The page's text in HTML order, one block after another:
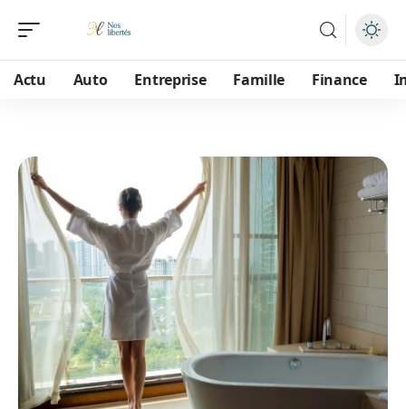
Actu Auto Entreprise Famille Finance